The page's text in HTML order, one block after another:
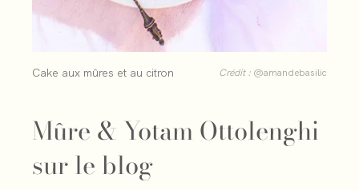
Cake aux mûres et au citron Crédit : @amandebasilic
Mûre & Yotam Ottolenghi
sur le blog